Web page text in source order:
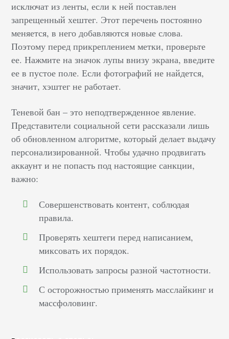
исключат из ленты, если к ней поставлен
запрещенный хештег. Этот перечень постоянно
меняется, в него добавляются новые слова.
Поэтому перед прикреплением метки, проверьте
ее. Нажмите на значок лупы внизу экрана, введите
ее в пустое поле. Если фотографий не найдется,
значит, хэштег не работает.
Теневой бан – это неподтвержденное явление.
Представители социальной сети рассказали лишь
об обновленном алгоритме, который делает выдачу
персонализированной. Чтобы удачно продвигать
аккаунт и не попасть под настоящие санкции,
важно:
Совершенствовать контент, соблюдая
правила.
Проверять хештеги перед написанием,
миксовать их порядок.
Использовать запросы разной частотности.
С осторожностью применять масслайкинг и
массфоловинг.